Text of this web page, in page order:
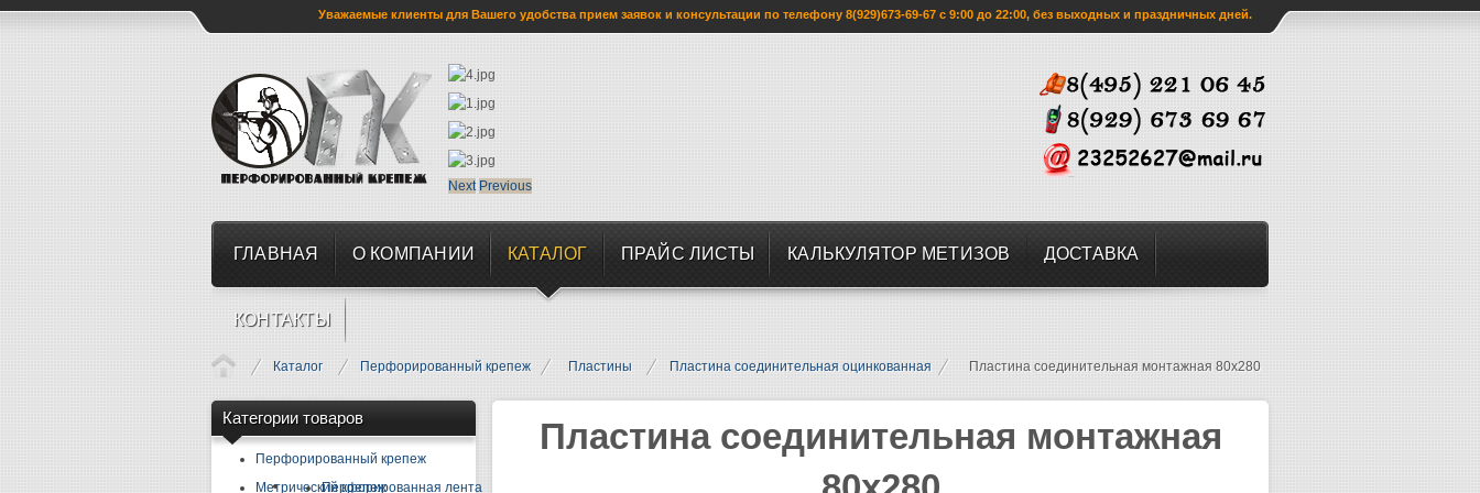
Уважаемые клиенты для Вашего удобства прием заявок и консультации по телефону 8(929)673-69-67 с 9:00 до 22:00, без выходных и праздничных дней.
Next Previous
ГЛАВНАЯ О КОМПАНИИ КАТАЛОГ ПРАЙС ЛИСТЫ КАЛЬКУЛЯТОР МЕТИЗОВ ДОСТАВКА
КОНТАКТЫ
Каталог Перфорированный крепеж Пластины Пластина соединительная оцинкованная Пластина соединительная монтажная 80х280
Категории товаров
Перфорированный крепеж
Перфорированная лента
Метрический крепеж
Пластина соединительная монтажная